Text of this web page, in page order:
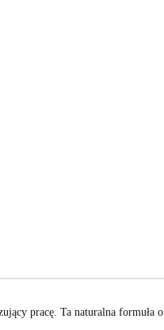
pracę. Ta naturalna formuła o